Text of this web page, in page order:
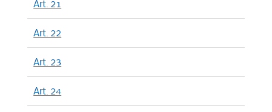
Art. 21
Art. 22
Art. 23
Art. 24